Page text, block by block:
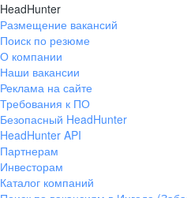
HeadHunter
Размещение вакансий
Поиск по резюме
О компании
Наши вакансии
Реклама на сайте
Требования к ПО
Безопасный HeadHunter
HeadHunter API
Партнерам
Инвесторам
Каталог компаний